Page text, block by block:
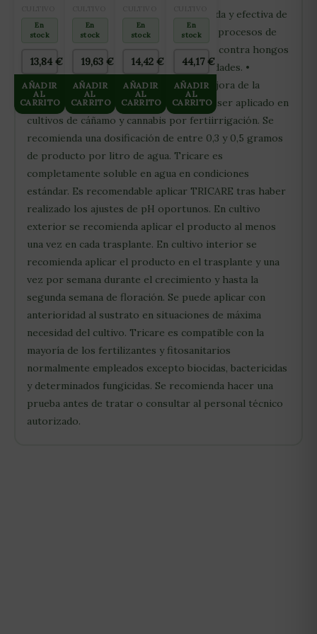
CARACTERÍSTICAS: • Colonización rápida y efectiva de
cualquier medio de cultivo. • Acelera los procesos de
absorción de agua y nutrientes. • Acción contra hongos
patógenos, nemátodos y otras enfermedades. •
Estimula el crecimiento vegetativo y mejora de la
producción. MODO DE EMPLEO: Puede ser aplicado en
cultivos de cáñamo y cannabis por fertiirrigación. Se
recomienda una dosificación de entre 0,3 y 0,5 gramos
de producto por litro de agua. Tricare es
completamente soluble en agua en condiciones
estándar. Es recomendable aplicar TRICARE tras haber
realizado los ajustes de pH oportunos. En cultivo
exterior se recomienda aplicar el producto al menos
una vez en cada trasplante. En cultivo interior se
recomienda aplicar el producto en el trasplante y una
vez por semana durante el crecimiento y hasta la
segunda semana de floración. Se puede aplicar con
anterioridad al sustrato en situaciones de máxima
necesidad del cultivo. Tricare es compatible con la
mayoría de los fertilizantes y fitosanitarios
normalmente empleados excepto biocidas, bactericidas
y determinados fungicidas. Se recomienda hacer una
prueba antes de tratar o consultar al personal técnico
autorizado.
70LEn
stock
13,84 €
AÑADIR
AL
CARRITO
PROLED
CON
105L
En
stock
19,63 €
AÑADIR
AL
CARRITO
CLAY
PEBLES
(ARCILLA
EXPANDIDA
8×16)
En
stock
14,42€
AÑADIR
AL
CARRITO
ALVEOLOS
En
stock
44,17€
AÑADIR
AL
CARRITO